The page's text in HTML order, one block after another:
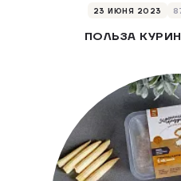
23 ИЮНЯ 2023
ПОЛЬЗА